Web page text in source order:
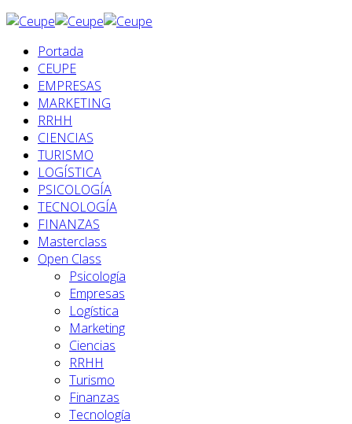
Portada
CEUPE
EMPRESAS
MARKETING
RRHH
CIENCIAS
TURISMO
LOGÍSTICA
PSICOLOGÍA
TECNOLOGÍA
FINANZAS
Masterclass
Open Class
Psicología
Empresas
Logística
Marketing
Ciencias
RRHH
Turismo
Finanzas
Tecnología